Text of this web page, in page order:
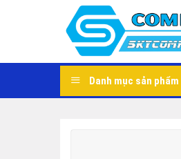
Danh mục sản phẩm